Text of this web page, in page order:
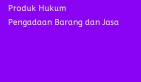
Produk Hukum
Pengadaan Barang dan Jasa